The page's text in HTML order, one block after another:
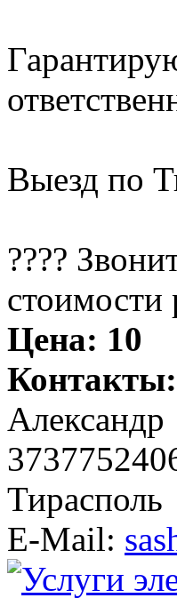
Выезд по
????
стоимости
Цена: 10
Контакты:
Александр
Тирасполь
E-Mail: